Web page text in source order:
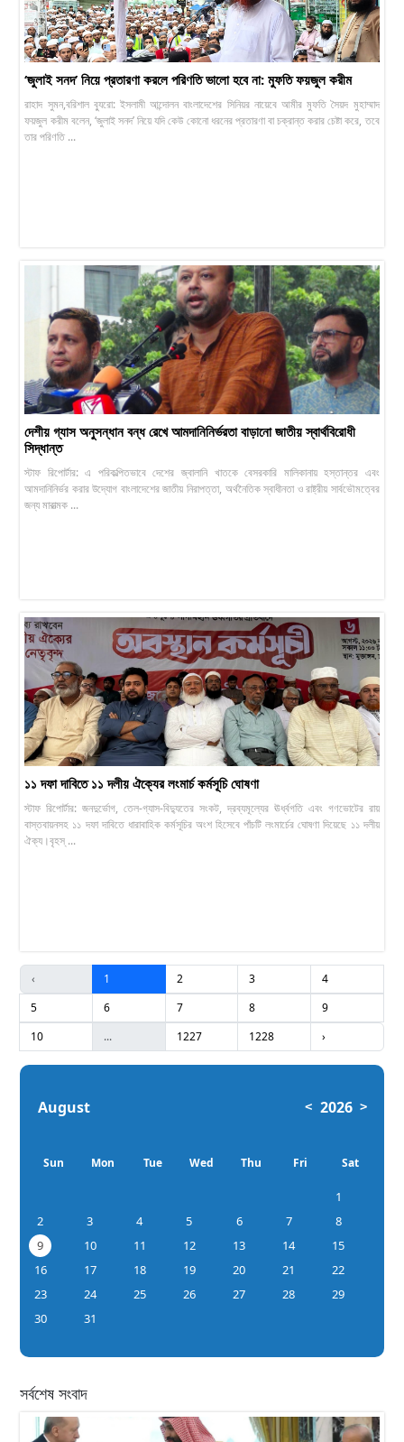
‘জুলাই সনদ’ নিয়ে প্রতারণা করলে পরিণতি ভালো হবে না: মুফতি ফয়জুল করীম
রাহাদ সুমন,বরিশাল ব্যুরো: ইসলামী আন্দোলন বাংলাদেশের সিনিয়র নায়েবে আমীর মুফতি সৈয়দ মুহাম্মাদ
ফয়জুল করীম বলেন, ‘জুলাই সনদ’ নিয়ে যদি কেউ কোনো ধরনের প্রতারণা বা চক্রান্ত করার চেষ্টা করে, তবে
তার পরিণতি ...
দেশীয় গ্যাস অনুসন্ধান বন্ধ রেখে আমদানিনির্ভরতা বাড়ানো জাতীয় স্বার্থবিরোধী
সিদ্ধান্ত
স্টাফ রিপোর্টার: এ পরিকল্পিতভাবে দেশের জ্বালানি খাতকে বেসরকারি মালিকানায় হস্তান্তর এবং
আমদানিনির্ভর করার উদ্যোগ বাংলাদেশের জাতীয় নিরাপত্তা, অর্থনৈতিক স্বাধীনতা ও রাষ্ট্রীয় সার্বভৌমত্বের
জন্য মারাত্মক ...
১১ দফা দাবিতে ১১ দলীয় ঐক্যের লংমার্চ কর্মসূচি ঘোষণা
স্টাফ রিপোর্টার: জনদুর্ভোগ, তেল-গ্যাস-বিদ্যুতের সংকট, দ্রব্যমূল্যের ঊর্ধ্বগতি এবং গণভোটের রায়
বাস্তবায়নসহ ১১ দফা দাবিতে ধারাবাহিক কর্মসূচির অংশ হিসেবে পাঁচটি লংমার্চের ঘোষণা দিয়েছে ১১ দলীয়
ঐক্য।বৃহস্ ...
‹ 1 2 3
4
5
6 7 8
9
10
... 1227 1228 ›
August < 2026 >
Sun Mon Tue Wed Thu Fri Sat
1
2
3 4 5 6 7
8
9
10 11 12 13 14
15
16
17 18 19 20 21
22
23
24 25 26 27 28
29
30
31
সর্বশেষ সংবাদ